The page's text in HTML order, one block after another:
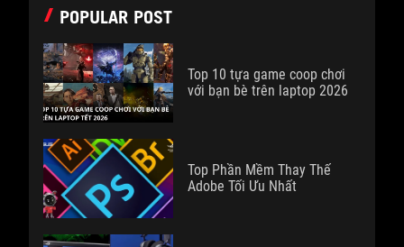
POPULAR POST
Top 10 tựa game coop chơi
với bạn bè trên laptop 2026
Top Phần Mềm Thay Thế
Adobe Tối Ưu Nhất